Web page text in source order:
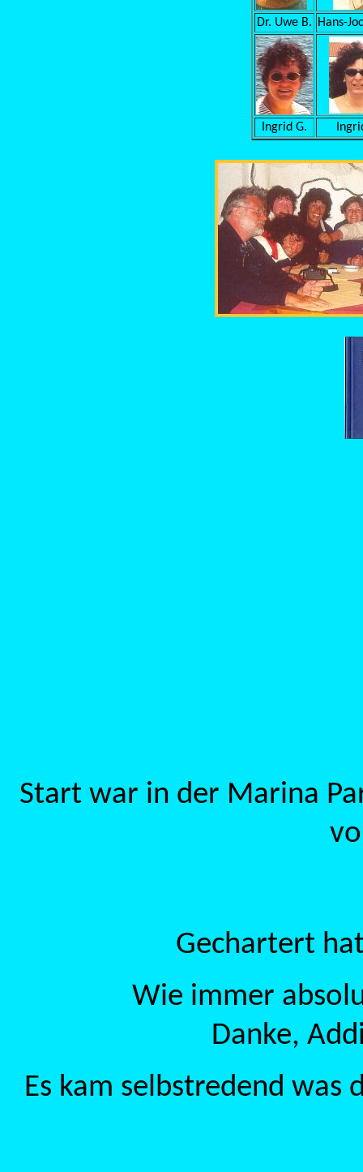
Dr. Uwe B. Hans-
Ingrid G.
Start war in der Marina
Gechartert
Wie immer
Danke,
Es kam selbstredend was